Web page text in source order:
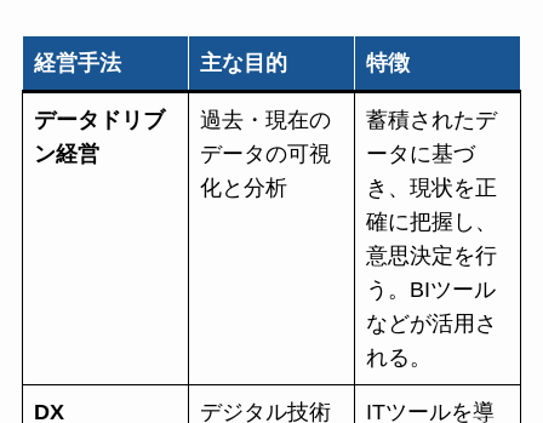
経営手法 主な目的 特徴
データドリブ
ン経営
過去・現在の
データの可視
化と分析
蓄積されたデ
ータに基づ
き、現状を正
確に把握し、
意思決定を行
う。BIツール
などが活用さ
れる。
DX
デジタル技術
ITツールを導